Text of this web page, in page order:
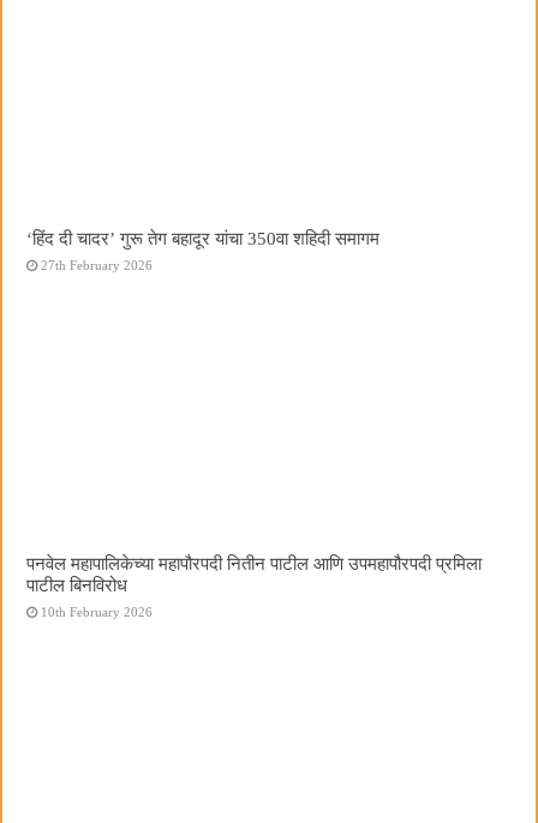
‘हिंद दी चादर’ गुरू तेग बहादूर यांचा 350वा शहिदी समागम
27th February 2026
पनवेल महापालिकेच्या महापौरपदी नितीन पाटील आणि उपमहापौरपदी प्रमिला
पाटील बिनविरोध
10th February 2026